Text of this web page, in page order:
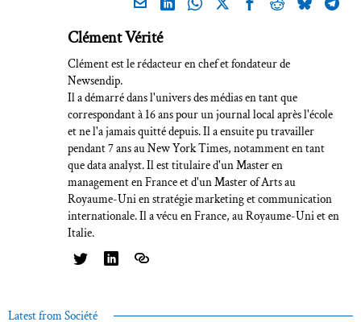
Clément Vérité
Clément est le rédacteur en chef et fondateur de
Newsendip.
Il a démarré dans l'univers des médias en tant que
correspondant à 16 ans pour un journal local après l'école
et ne l'a jamais quitté depuis. Il a ensuite pu travailler
pendant 7 ans au New York Times, notamment en tant
que data analyst. Il est titulaire d'un Master en
management en France et d'un Master of Arts au
Royaume-Uni en stratégie marketing et communication
internationale. Il a vécu en France, au Royaume-Uni et en
Italie.
Latest from Société